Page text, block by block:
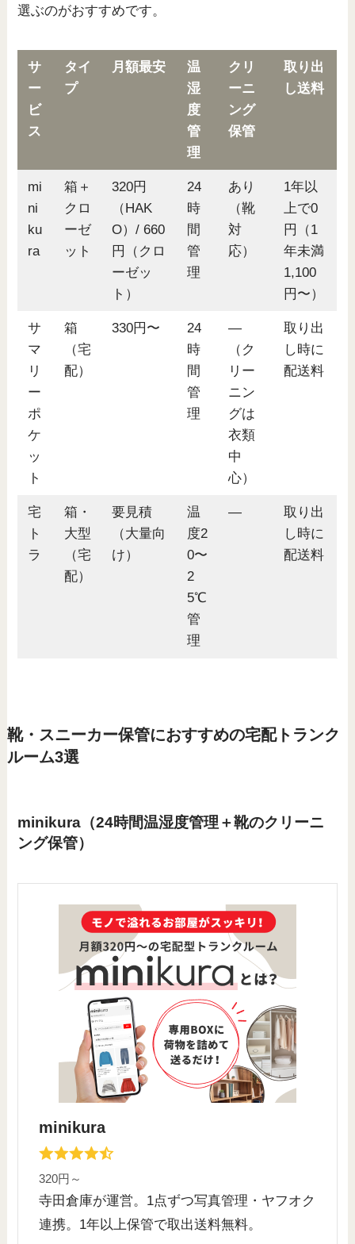
選ぶのがおすすめです。
サ
ー
ビ
ス
タイ
プ
月額最安
温
湿
度
管
理
クリ
ーニ
ング
保管
取り出
し送料
mi
ni
ku
ra
箱＋
クロ
ーゼ
ット
320円
（HAK
O）/ 660
円（クロ
ーゼッ
ト）
24
時
間
管
理
あり
（靴
対
応）
1年以
上で0
円（1
年未満
1,100
円〜）
サ
マ
リ
ー
ポ
ケ
ッ
ト
箱
（宅
配）
330円〜
24
時
間
管
理
―
（ク
リー
ニン
グは
衣類
中
心）
取り出
し時に
配送料
宅
ト
ラ
箱・
大型
（宅
配）
要見積
（大量向
け）
温
度2
0〜
2
5℃
管
理
―
取り出
し時に
配送料
靴・スニーカー保管におすすめの宅配トランク
ルーム3選
minikura（24時間温湿度管理＋靴のクリーニ
ング保管）
minikura
320円～
寺田倉庫が運営。1点ずつ写真管理・ヤフオク
連携。1年以上保管で取出送料無料。